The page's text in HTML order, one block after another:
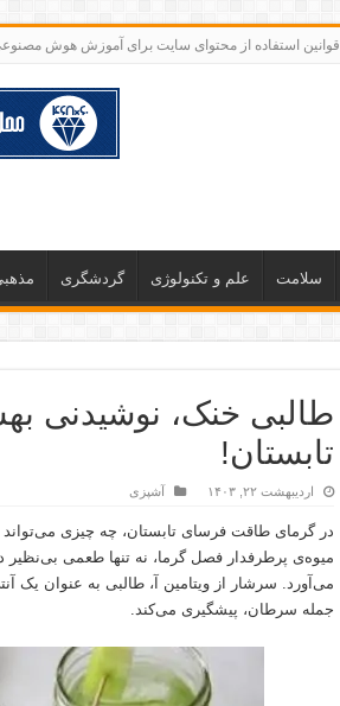
قوانین استفاده از محتوای سایت برای آموزش هوش
سلامت علم و تکنولوژی گردشگری
طالبی خنک، نوشیدنی
تابستان!
اردیبهشت ۲۲, ۱۴۰۳ آشپزی
در گرمای طاقت فرسای تابستان، چه چیزی
میوه‌ی پرطرفدار فصل گرما، نه تنها طعمی بی‌نظیر
می‌آورد. سرشار از ویتامین آ، طالبی به عنوان یک
جمله سرطان، پیشگیری می‌کند.